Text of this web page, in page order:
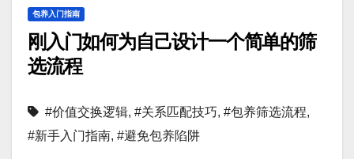
包养入门指南
刚入门如何为自己设计一个简单的筛
选流程
#价值交换逻辑, #关系匹配技巧, #包养筛选流程,
#新手入门指南, #避免包养陷阱